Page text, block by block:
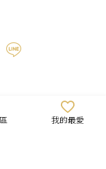
我的最愛